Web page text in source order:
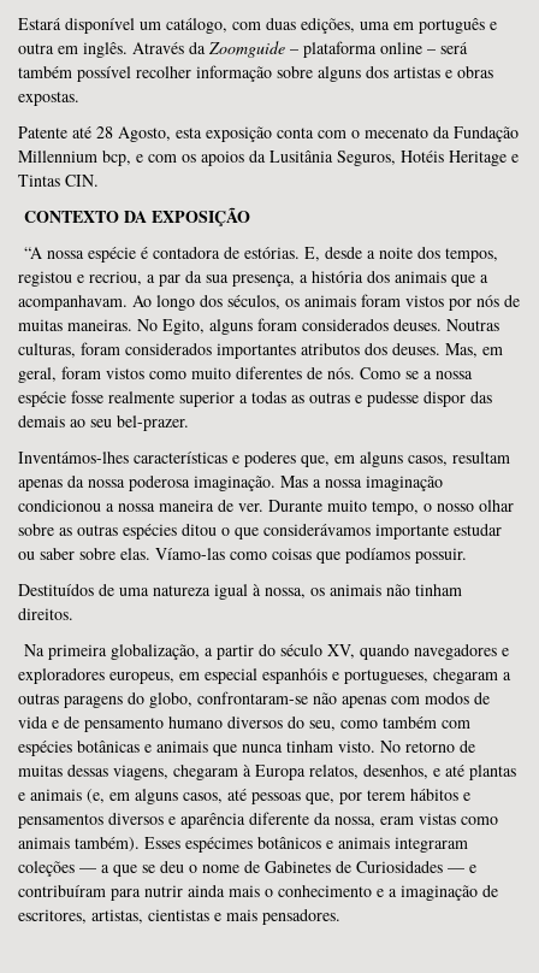
Estará disponível um catálogo, com duas edições, uma em português e
outra em inglês. Através da Zoomguide – plataforma online – será
também possível recolher informação sobre alguns dos artistas e obras
expostas.
Patente até 28 Agosto, esta exposição conta com o mecenato da Fundação
Millennium bcp, e com os apoios da Lusitânia Seguros, Hotéis Heritage e
Tintas CIN.
CONTEXTO DA EXPOSIÇÃO
“A nossa espécie é contadora de estórias. E, desde a noite dos tempos,
registou e recriou, a par da sua presença, a história dos animais que a
acompanhavam. Ao longo dos séculos, os animais foram vistos por nós de
muitas maneiras. No Egito, alguns foram considerados deuses. Noutras
culturas, foram considerados importantes atributos dos deuses. Mas, em
geral, foram vistos como muito diferentes de nós. Como se a nossa
espécie fosse realmente superior a todas as outras e pudesse dispor das
demais ao seu bel-prazer.
Inventámos-lhes características e poderes que, em alguns casos, resultam
apenas da nossa poderosa imaginação. Mas a nossa imaginação
condicionou a nossa maneira de ver. Durante muito tempo, o nosso olhar
sobre as outras espécies ditou o que considerávamos importante estudar
ou saber sobre elas. Víamo-las como coisas que podíamos possuir.
Destituídos de uma natureza igual à nossa, os animais não tinham
direitos.
Na primeira globalização, a partir do século XV, quando navegadores e
exploradores europeus, em especial espanhóis e portugueses, chegaram a
outras paragens do globo, confrontaram-se não apenas com modos de
vida e de pensamento humano diversos do seu, como também com
espécies botânicas e animais que nunca tinham visto. No retorno de
muitas dessas viagens, chegaram à Europa relatos, desenhos, e até plantas
e animais (e, em alguns casos, até pessoas que, por terem hábitos e
pensamentos diversos e aparência diferente da nossa, eram vistas como
animais também). Esses espécimes botânicos e animais integraram
coleções — a que se deu o nome de Gabinetes de Curiosidades — e
contribuíram para nutrir ainda mais o conhecimento e a imaginação de
escritores, artistas, cientistas e mais pensadores.